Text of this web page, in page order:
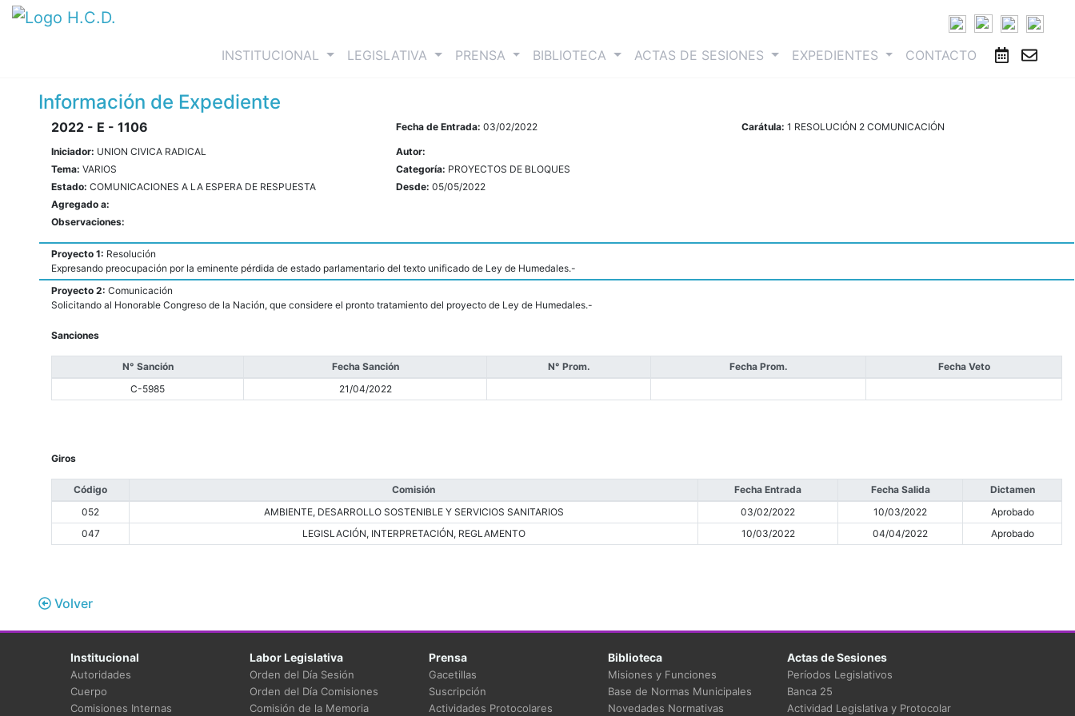
INSTITUCIONAL (current)LEGISLATIVA PRENSA BIBLIOTECA ACTAS DE SESIONES EXPEDIENTES CONTACTO
Información de Expediente
2022 - E - 1106 Fecha de Entrada:03/02/2022 Carátula: 1 RESOLUCIÓN 2 COMUNICACIÓN
Iniciador: UNION CIVICA RADICAL
Autor:
Tema: VARIOS Categoría: PROYECTOS DE BLOQUES
Estado: COMUNICACIONES A LA ESPERA DE RESPUESTA Desde:05/05/2022
Agregado a:
Observaciones:
Proyecto 1: Resolución
Expresando preocupación por la eminente pérdida de estado parlamentario del texto unificado de Ley de Humedales.-
Proyecto 2: Comunicación
Solicitando al Honorable Congreso de la Nación, que considere el pronto tratamiento del proyecto de Ley de Humedales.-
Sanciones
N° Sanción Fecha Sanción N° Prom. Fecha Prom.
Fecha Veto
C-5985
21/04/2022
Giros
Código Comisión Fecha Entrada Fecha Salida
Dictamen
052
AMBIENTE, DESARROLLO SOSTENIBLE Y SERVICIOS SANITARIOS 03/02/2022 10/03/2022
Aprobado
047
LEGISLACIÓN, INTERPRETACIÓN, REGLAMENTO 10/03/2022 04/04/2022 Aprobado
Volver
Institucional
Autoridades
Cuerpo
Comisiones Internas
Labor Legislativa
Orden del Día Sesión
Orden del Día Comisiones
Comisión de la Memoria
Prensa
Gacetillas
Suscripción
Actividades Protocolares
Biblioteca
Misiones y Funciones
Base de Normas Municipales
Novedades Normativas
Actas de Sesiones
Períodos Legislativos
Banca 25
Actividad Legislativa y Protocolar